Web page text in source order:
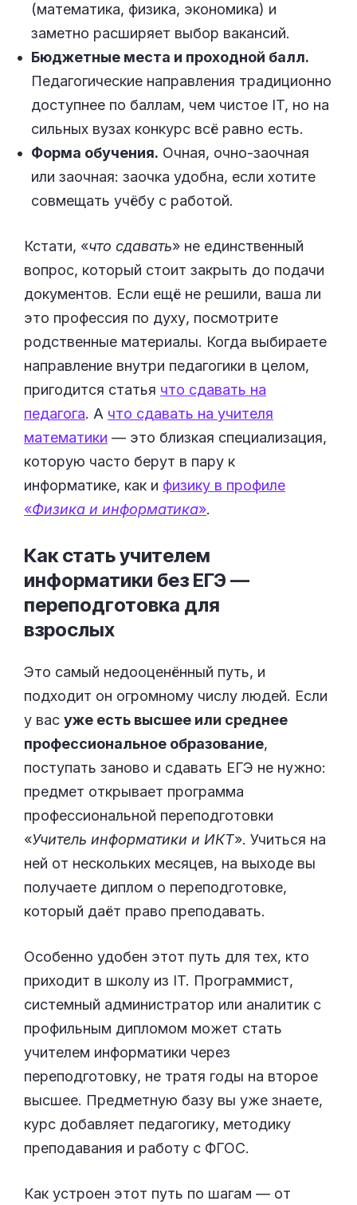
(математика, физика, экономика) и
заметно расширяет выбор вакансий.
Бюджетные места и проходной балл.
Педагогические направления традиционно
доступнее по баллам, чем чистое IT, но на
сильных вузах конкурс всё равно есть.
Форма обучения. Очная, очно-заочная
или заочная: заочка удобна, если хотите
совмещать учёбу с работой.
Кстати, «что сдавать» не единственный
вопрос, который стоит закрыть до подачи
документов. Если ещё не решили, ваша ли
это профессия по духу, посмотрите
родственные материалы. Когда выбираете
направление внутри педагогики в целом,
пригодится статья что сдавать на
педагога. А что сдавать на учителя
математики — это близкая специализация,
которую часто берут в пару к
информатике, как и физику в профиле
«Физика и информатика».
Как стать учителем
информатики без ЕГЭ —
переподготовка для
взрослых
Это самый недооценённый путь, и
подходит он огромному числу людей. Если
у вас уже есть высшее или среднее
профессиональное образование,
поступать заново и сдавать ЕГЭ не нужно:
предмет открывает программа
профессиональной переподготовки
«Учитель информатики и ИКТ». Учиться на
ней от нескольких месяцев, на выходе вы
получаете диплом о переподготовке,
который даёт право преподавать.
Особенно удобен этот путь для тех, кто
приходит в школу из IT. Программист,
системный администратор или аналитик с
профильным дипломом может стать
учителем информатики через
переподготовку, не тратя годы на второе
высшее. Предметную базу вы уже знаете,
курс добавляет педагогику, методику
преподавания и работу с ФГОС.
Как устроен этот путь по шагам — от